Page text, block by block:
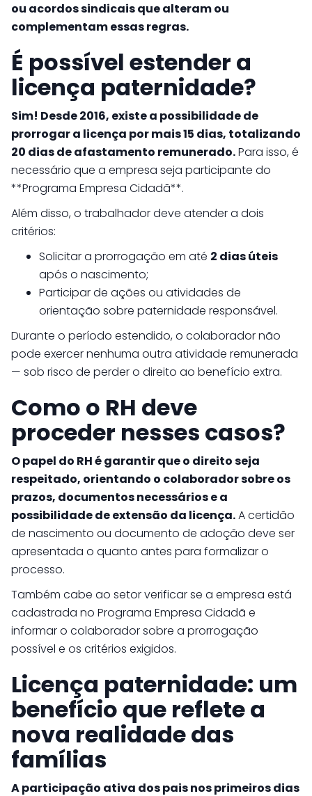
ou acordos sindicais que alteram ou
complementam essas regras.
É possível estender a
licença paternidade?
Sim! Desde 2016, existe a possibilidade de
prorrogar a licença por mais 15 dias, totalizando
20 dias de afastamento remunerado.Para isso, é
necessário que a empresa seja participante do
**Programa Empresa Cidadã**.
Além disso, o trabalhador deve atender a dois
critérios:
Solicitar a prorrogação em até 2 dias úteis
após o nascimento;
Participar de ações ou atividades de
orientação sobre paternidade responsável.
Durante o período estendido, o colaborador não
pode exercer nenhuma outra atividade remunerada
— sob risco de perder o direito ao benefício extra.
Como o RH deve
proceder nesses casos?
O papel do RH é garantir que o direito seja
respeitado, orientando o colaborador sobre os
prazos, documentos necessários e a
possibilidade de extensão da licença.A certidão
de nascimento ou documento de adoção deve ser
apresentada o quanto antes para formalizar o
processo.
Também cabe ao setor verificar se a empresa está
cadastrada no Programa Empresa Cidadã e
informar o colaborador sobre a prorrogação
possível e os critérios exigidos.
Licença paternidade: um
benefício que reflete a
nova realidade das
famílias
A participação ativa dos pais nos primeiros dias